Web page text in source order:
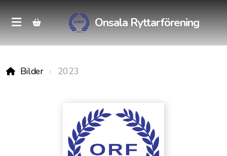
Onsala Ryttarförening
Bilder 2023